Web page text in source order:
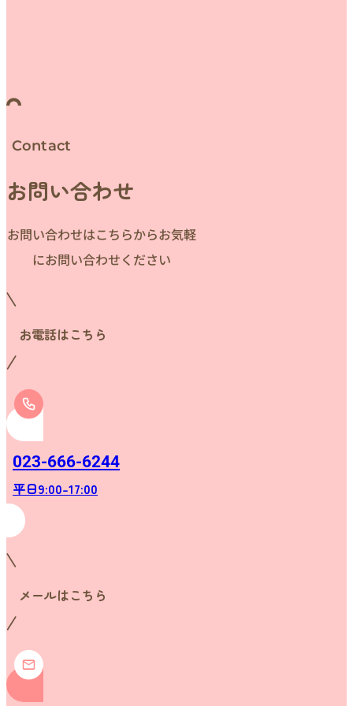
Contact
お問い合わせ
お問い合わせはこちらからお気軽
にお問い合わせください
お電話はこちら
023-666-6244
平日9:00-17:00
メールはこちら